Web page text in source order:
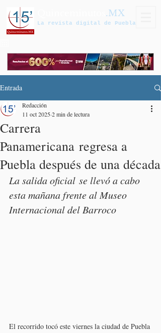
.MX
La revista digital de Puebla
Entrada
Carrera
Panamericana regresa a
Puebla después de una década
Redacción
11 oct 20252 min de lectura
La salida oficial se llevó a cabo
esta mañana frente al Museo
Internacional del Barroco
El recorrido tocó este viernes la ciudad de Puebla